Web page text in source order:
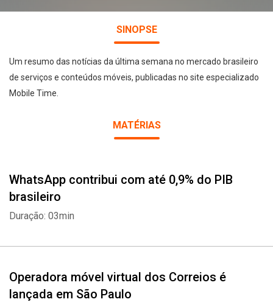
SINOPSE
Um resumo das notícias da última semana no mercado brasileiro
de serviços e conteúdos móveis, publicadas no site especializado
Mobile Time.
MATÉRIAS
WhatsApp contribui com até 0,9% do PIB
brasileiro
Duração: 03min
Operadora móvel virtual dos Correios é
lançada em São Paulo